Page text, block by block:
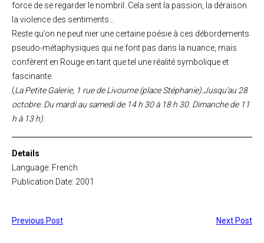
force de se regarder le nombril. Cela sent la passion, la déraison
la violence des sentiments…
Reste qu’on ne peut nier une certaine poésie à ces débordements
pseudo-métaphysiques qui ne font pas dans la nuance, mais
confèrent en Rouge en tant que tel une réalité symbolique et
fascinante.
(La Petite Galerie, 1 rue de Livourne (place Stéphanie).Jusqu’au 28
octobre. Du mardi au samedi de 14 h 30 à 18 h 30. Dimanche de 11
h à 13 h).
Details
Language: French
Publication Date: 2001
Previous Post Next Post